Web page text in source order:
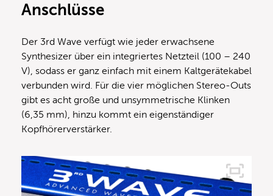
Anschlüsse
Der 3rd Wave verfügt wie jeder erwachsene
Synthesizer über ein integriertes Netzteil (100 – 240
V), sodass er ganz einfach mit einem Kaltgerätekabel
verbunden wird. Für die vier möglichen Stereo-Outs
gibt es acht große und unsymmetrische Klinken
(6,35 mm), hinzu kommt ein eigenständiger
Kopfhörerverstärker.